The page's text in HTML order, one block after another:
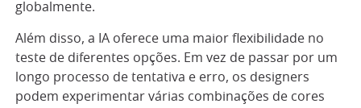
globalmente.
Além disso, a IA oferece uma maior flexibilidade no
teste de diferentes opções. Em vez de passar por um
longo processo de tentativa e erro, os designers
podem experimentar várias combinações de cores